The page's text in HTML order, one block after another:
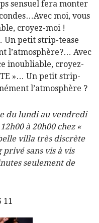
sensuel fera monter
moi, vous
croyez-moi !
Un petit strip-tease
l’atmosphère?… Avec
inoubliable, croyez-
»… Un petit strip-
l’atmosphère ?
du lundi au vendredi
à 20h00 chez «
villa très discrète
privé sans vis à vis
seulement de
11